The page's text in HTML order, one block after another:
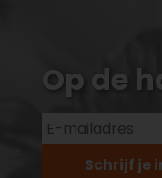
Op de
Schrijf je